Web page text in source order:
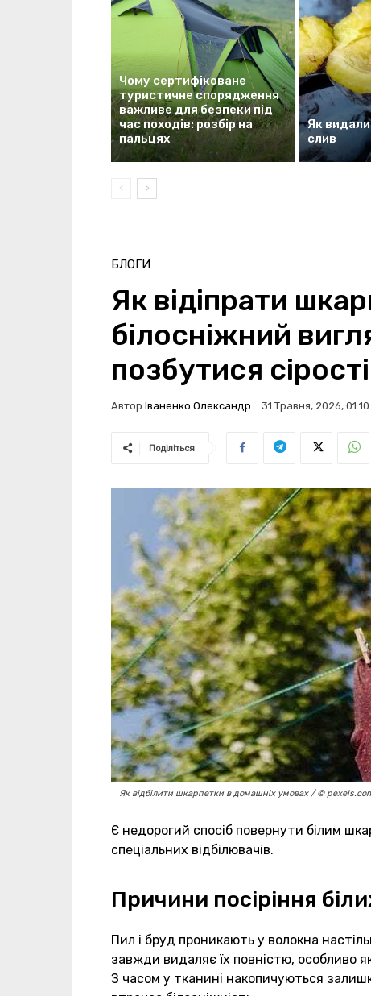
Чому сертифіковане
туристичне спорядження
важливе для безпеки під
час походів: розбір на
пальцях
Як
слив